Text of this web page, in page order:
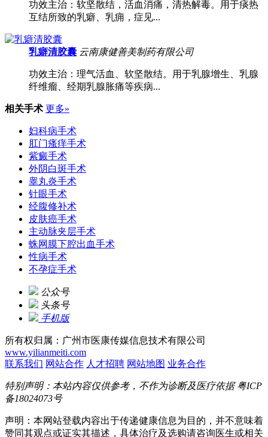
功效主治：软坚散结，活血消痛，清热解毒。用于痰热
互结所致的乳癖、乳痈，症见...
乳癖清胶囊 云南康健善美制药有限公司
功效主治：理气活血、软坚散结。用于乳腺增生、乳腺
纤维瘤、经期乳腺胀痛等疾病...
相关手术 更多»
妇科病手术
肛门瘙痒手术
紫癜手术
外阴白斑手术
睾丸炎手术
针眼手术
经腹修补术
皮肤癌手术
主动脉夹层手术
蛛网膜下腔出血手术
性病手术
不孕症手术
公众号
头条号
手机版
所有权归属：广州市医康传媒信息技术有限公司
www.yilianmeiti.com
联系我们 网站合作 人才招聘 网站地图 业务合作
特别声明：本站内容仅供参考，不作为诊断及医疗依据 粤ICP
备18024073号
声明：本网站登载内容出于传递健康信息为目的，并不意味着
赞同其观点或证实其描述，具体治疗及选购请咨询医生或相关